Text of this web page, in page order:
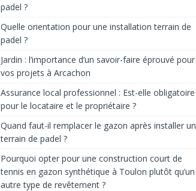
padel ?
Quelle orientation pour une installation terrain de
padel ?
Jardin : l’importance d’un savoir-faire éprouvé pour
vos projets à Arcachon
Assurance local professionnel : Est-elle obligatoire
pour le locataire et le propriétaire ?
Quand faut-il remplacer le gazon après installer un
terrain de padel ?
Pourquoi opter pour une construction court de
tennis en gazon synthétique à Toulon plutôt qu’un
autre type de revêtement ?